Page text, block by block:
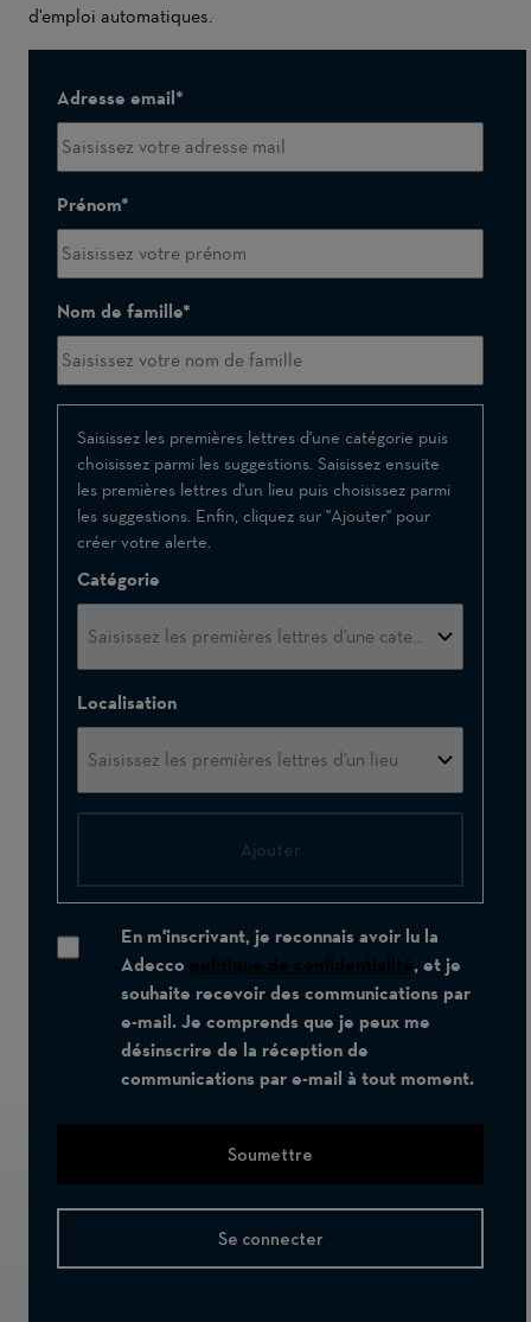
d'emploi automatiques.
Adresse email
Prénom
Nom de famille
Interessé(e)
par
Saisissez les premières lettres d'une catégorie puis
choisissez parmi les suggestions. Saisissez ensuite
les premières lettres d'un lieu puis choisissez parmi
les suggestions. Enfin, cliquez sur "Ajouter" pour
créer votre alerte.
Catégorie
Localisation
Ajouter
En m'inscrivant, je reconnais avoir lu la
Adecco politique de confidentialité, et je
souhaite recevoir des communications par
e-mail. Je comprends que je peux me
désinscrire de la réception de
communications par e-mail à tout moment.
Soumettre
Se connecter